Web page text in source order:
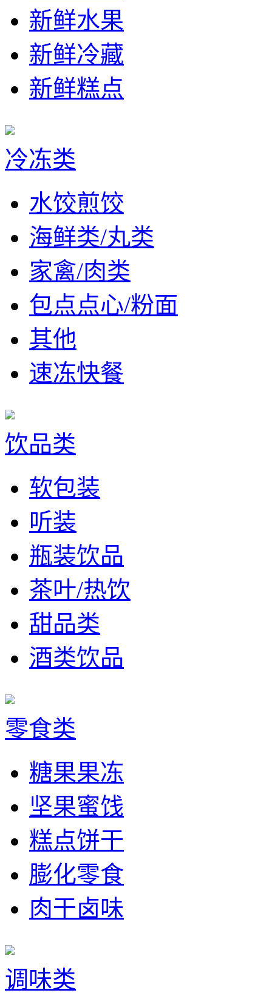
新鲜水果
新鲜冷藏
新鲜糕点
冷冻类
水饺煎饺
海鲜类/丸类
家禽/肉类
包点点心/粉面
其他
速冻快餐
饮品类
软包装
听装
瓶装饮品
茶叶/热饮
甜品类
酒类饮品
零食类
糖果果冻
坚果蜜饯
糕点饼干
膨化零食
肉干卤味
调味类